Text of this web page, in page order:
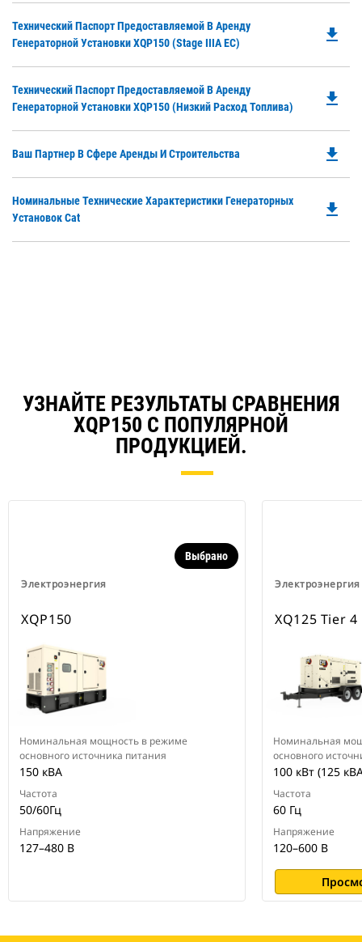
Технический Паспорт Предоставляемой В Аренду
Генераторной Установки XQP150 (Stage IIIA ЕС)
file_download
Технический Паспорт Предоставляемой В Аренду
Генераторной Установки XQP150 (низкий Расход Топлива)
file_download
Ваш Партнер В Сфере Аренды И Строительства file_download
Номинальные Технические Характеристики Генераторных
Установок Cat
file_download
УЗНАЙТЕ РЕЗУЛЬТАТЫ СРАВНЕНИЯ
XQP150 С ПОПУЛЯРНОЙ
ПРОДУКЦИЕЙ.
Электроэнергия
Выбрано
XQP150
Номинальная мощность в режиме
основного источника питания
150 кВА
Частота
50/60Гц
Напряжение
127–480 В
Электроэнергия
XQ125 Tier 4
Номинальная
основного
100 кВт (125
Частота
60 Гц
Напряжение
120–600 В